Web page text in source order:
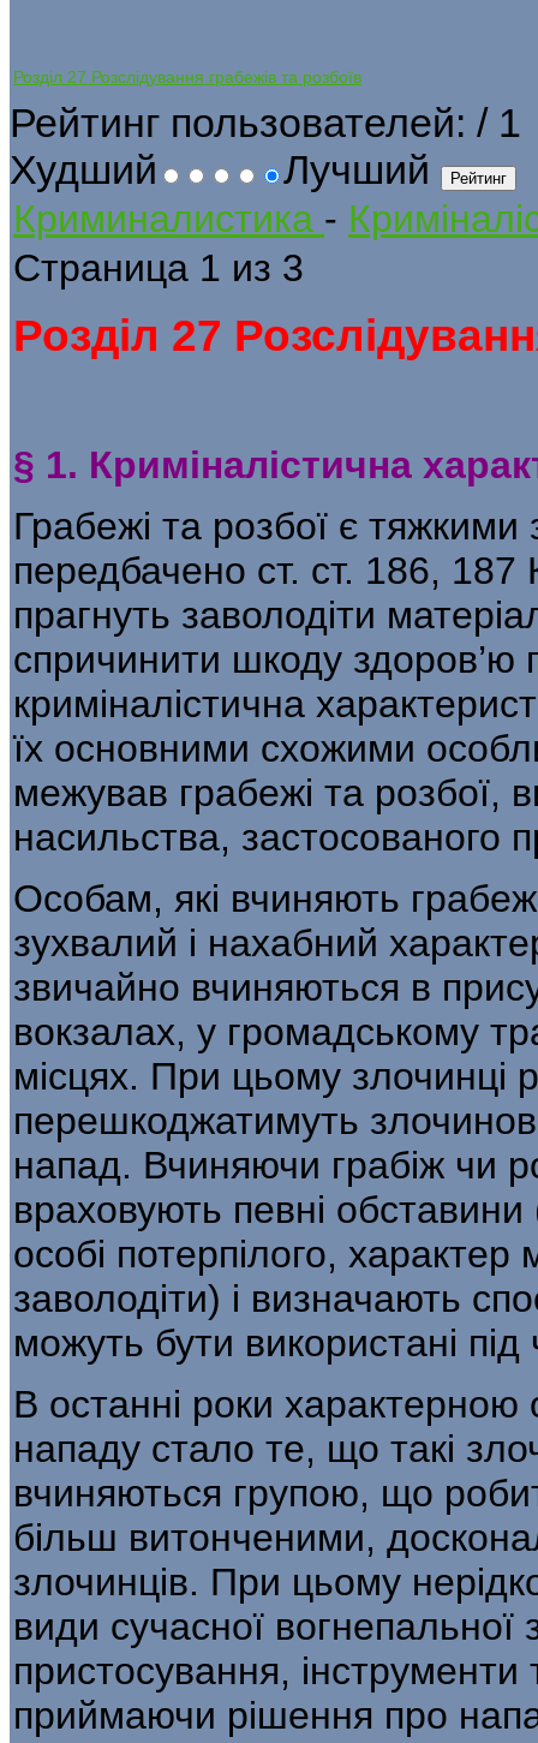
Розділ 27 Розслідування грабежів та розбоїв
Рейтинг пользователей: / 1
Худший
Лучший
Криминалистика -
Страница 1 из 3
Розділ 27
§ 1. Криміналістична
Грабежі та розбої є
перед­бачено ст. ст. 186, 187
прагнуть заволо­діти
спричинити шкоду здоров’ю
криміналістична
їх основними схожими
межував грабежі та розбої,
насильства, застосованого
Особам, які вчиняють
зух­валий і нахабний
звичайно вчиняються в
вокзалах, у громад­ському
місцях. При цьому злочинці
перешкоджатимуть
напад. Вчиняючи грабіж чи
враховують певні обставини
особі потерпілого,
заволодіти) і визначають
можуть бути викорис­тані
В останні роки характерною
нападу стало те, що такі
вчиняються групою, що
більш витонченими,
злочинців. При цьому
види сучасної вогнепальної
пристосування,
приймаючи рішення про